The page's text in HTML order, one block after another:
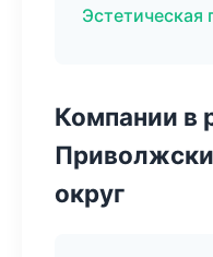
Эстетическая
Компании в
округ